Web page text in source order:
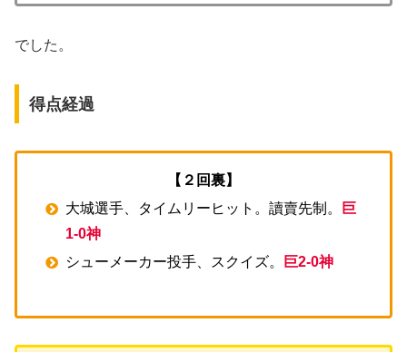
でした。
得点経過
【２回裏】
大城選手、タイムリーヒット。讀賣先制。
巨
1-0神
シューメーカー投手、スクイズ。
巨2-0神